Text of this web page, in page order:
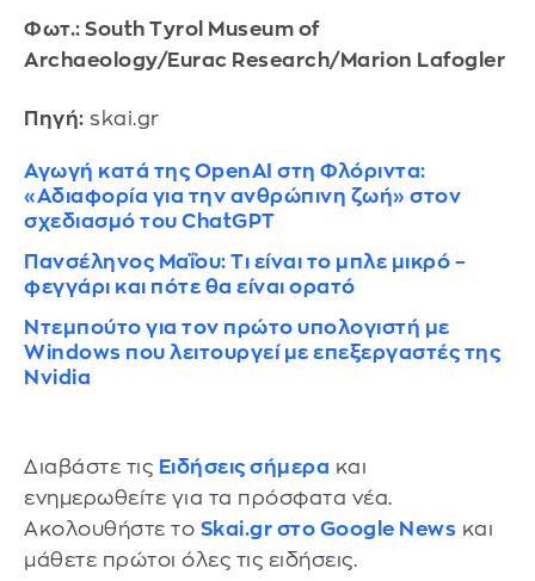
Φωτ.: South Tyrol Museum of
Archaeology/Eurac Research/Marion Lafogler
Πηγή: skai.gr
Αγωγή κατά της OpenAI στη Φλόριντα:
«Αδιαφορία για την ανθρώπινη ζωή» στον
σχεδιασμό του ChatGPT
Πανσέληνος Μαΐου: Τι είναι το μπλε μικρό –
φεγγάρι και πότε θα είναι ορατό
Ντεμπούτο για τον πρώτο υπολογιστή με
Windows που λειτουργεί με επεξεργαστές της
Nvidia
Διαβάστε τις Ειδήσεις σήμερα και
ενημερωθείτε για τα πρόσφατα νέα.
Ακολουθήστε το Skai.gr στο Google News και
μάθετε πρώτοι όλες τις ειδήσεις.